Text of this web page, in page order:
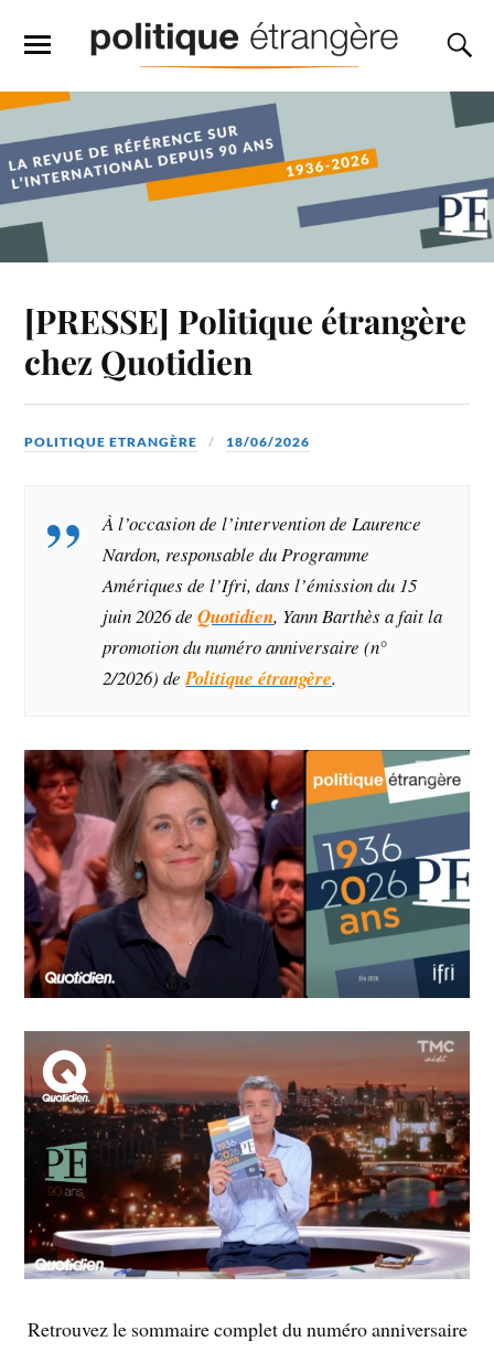
[PRESSE] Politique étrangère
chez Quotidien
POLITIQUE ETRANGÈRE 18/06/2026
À l’occasion de l’intervention de Laurence
Nardon, responsable du Programme
Amériques de l’Ifri, dans l’émission du 15
juin 2026 deQuotidien, Yann Barthès a fait la
promotion du numéro anniversaire (n°
2/2026) dePolitique étrangère.
Retrouvez le sommaire complet du numéro anniversaire